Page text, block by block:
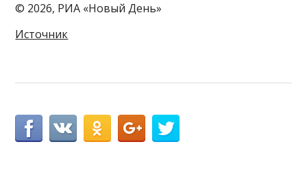
© 2026, РИА «Новый День»
Источник